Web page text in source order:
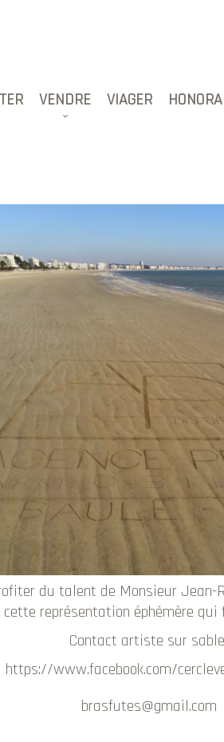
VENDRE VIAGER
du talent de Monsieur Jean-
représentation éphémère
Contact artiste sur sable
https://www.facebook.com/
brasfutes@gmail.com